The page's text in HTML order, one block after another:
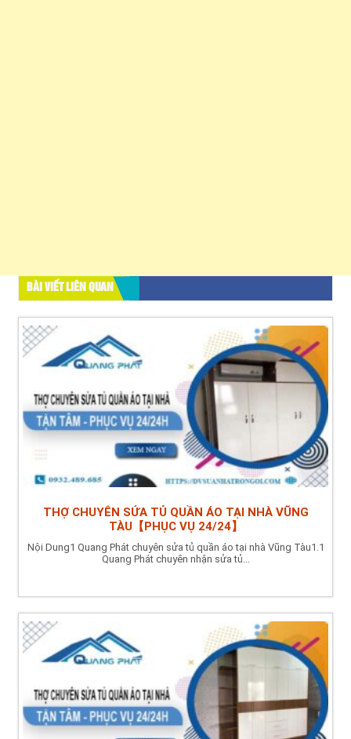
BÀI VIẾT LIÊN QUAN
THỢ CHUYÊN SỬA TỦ QUẦN ÁO TẠI NHÀ VŨNG
TÀU【PHỤC VỤ 24/24】
Nội Dung1 Quang Phát chuyên sửa tủ quần áo tại nhà Vũng Tàu1.1
Quang Phát chuyên nhận sửa tủ...